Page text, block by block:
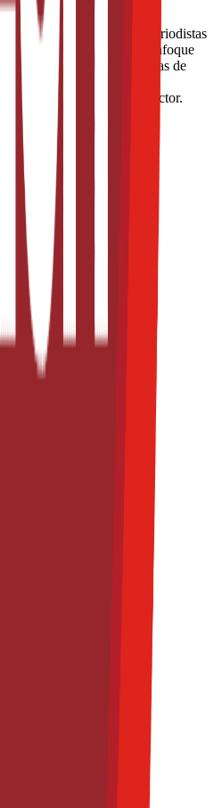
Tech está integrado por periodistas
alimentos y bebidas. Su enfoque
tecnológica, tendencias de
y packaging, para ofrecer
a los profesionales del sector.